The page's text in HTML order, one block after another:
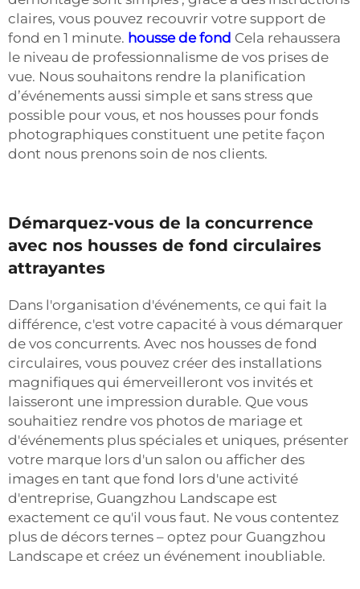
claires, vous pouvez recouvrir votre support de
fond en 1 minute. housse de fond Cela rehaussera
le niveau de professionnalisme de vos prises de
vue. Nous souhaitons rendre la planification
d’événements aussi simple et sans stress que
possible pour vous, et nos housses pour fonds
photographiques constituent une petite façon
dont nous prenons soin de nos clients.
Démarquez-vous de la concurrence
avec nos housses de fond circulaires
attrayantes
Dans l'organisation d'événements, ce qui fait la
différence, c'est votre capacité à vous démarquer
de vos concurrents. Avec nos housses de fond
circulaires, vous pouvez créer des installations
magnifiques qui émerveilleront vos invités et
laisseront une impression durable. Que vous
souhaitiez rendre vos photos de mariage et
d'événements plus spéciales et uniques, présenter
votre marque lors d'un salon ou afficher des
images en tant que fond lors d'une activité
d'entreprise, Guangzhou Landscape est
exactement ce qu'il vous faut. Ne vous contentez
plus de décors ternes – optez pour Guangzhou
Landscape et créez un événement inoubliable.